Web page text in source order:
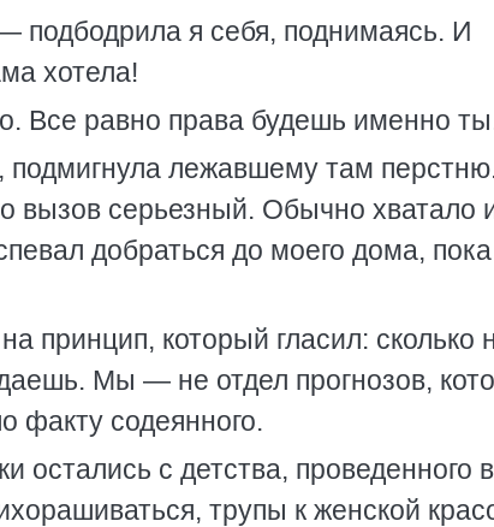
подбодрила я себя, поднимаясь. И
хотела!
Все равно права будешь именно
подмигнула лежавшему там
вызов серьезный. Обычно хватало
добраться до моего дома,
принцип, который гласил: сколько
Мы — не отдел прогнозов,
факту содеянного.
остались с детства, проведенного в
трупы к женской